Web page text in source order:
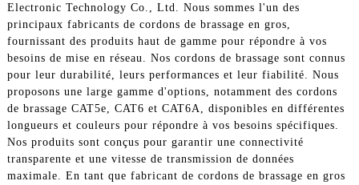
Electronic Technology Co., Ltd. Nous sommes l'un des
principaux fabricants de cordons de brassage en gros,
fournissant des produits haut de gamme pour répondre à vos
besoins de mise en réseau. Nos cordons de brassage sont connus
pour leur durabilité, leurs performances et leur fiabilité. Nous
proposons une large gamme d'options, notamment des cordons
de brassage CAT5e, CAT6 et CAT6A, disponibles en différentes
longueurs et couleurs pour répondre à vos besoins spécifiques.
Nos produits sont conçus pour garantir une connectivité
transparente et une vitesse de transmission de données
maximale. En tant que fabricant de cordons de brassage en gros